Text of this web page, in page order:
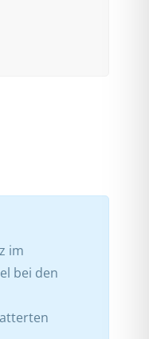
im
bei den